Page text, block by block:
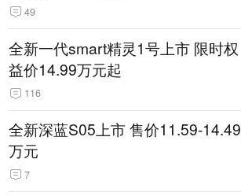
49
全新一代smart精灵1号上市 限时权
益价14.99万元起
116
全新深蓝S05上市 售价11.59-14.49
万元
7